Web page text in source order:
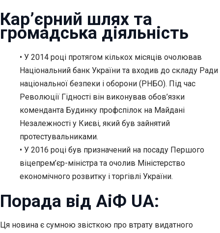
Кар’єрний шлях та
громадська діяльність
• У 2014 році протягом кількох місяців очолював
Національний банк України та входив до складу Ради
національної безпеки і оборони (РНБО). Під час
Революції Гідності він виконував обов’язки
коменданта Будинку профспілок на Майдані
Незалежності у Києві, який був зайнятий
протестувальниками.
• У 2016 році був призначений на посаду Першого
віцепрем’єр-міністра та очолив Міністерство
економічного розвитку і торгівлі України.
Порада від АіФ UA:
Ця новина є сумною звісткою про втрату видатного